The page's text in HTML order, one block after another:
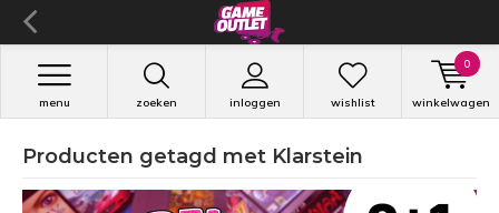
zoeken inloggen
menu wishlist winkelwagen
0
Producten getagd met Klarstein